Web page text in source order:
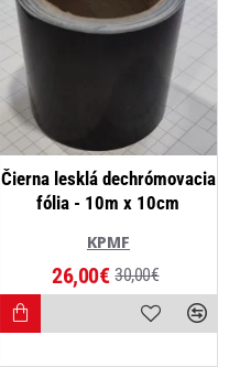
NAJPREDÁVANEJŠIE
-13%
KPMF
Čierna lesklá dechrómovacia
fólia - 10m x 10cm
26,00€ 30,00€